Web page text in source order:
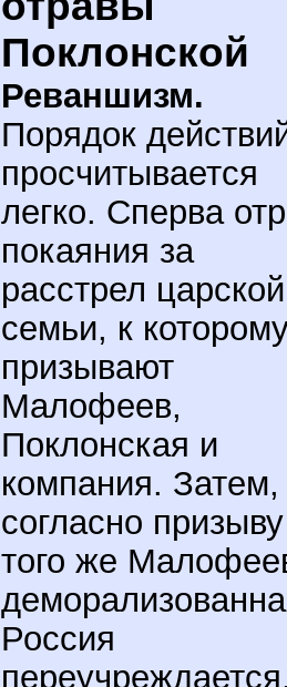
Поклонской
Реваншизм.
Порядок
просчитывается
легко. Сперва
покаяния за
расстрел царской
семьи, к
призывают
Малофеев,
Поклонская и
компания. Затем,
согласно призыву
того же
Россия